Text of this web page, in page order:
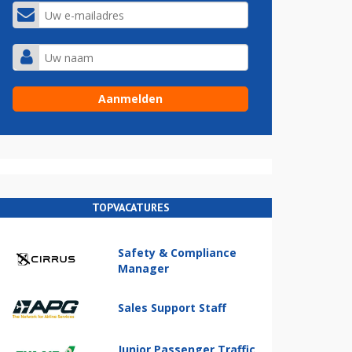
TOPVACATURES
Safety & Compliance
Manager
Sales Support Staff